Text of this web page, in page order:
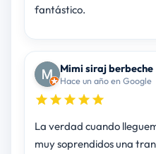
fantástico.
Mimi siraj berbeche
Hace un año en Google
La verdad cuando
muy soprendidos una tranquilidad